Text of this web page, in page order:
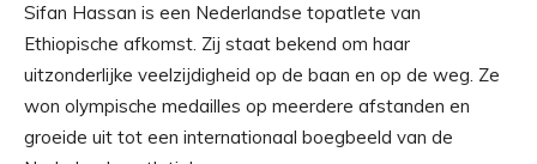
Sifan Hassan is een Nederlandse topatlete van
Ethiopische afkomst. Zij staat bekend om haar
uitzonderlijke veelzijdigheid op de baan en op de weg. Ze
won olympische medailles op meerdere afstanden en
groeide uit tot een internationaal boegbeeld van de